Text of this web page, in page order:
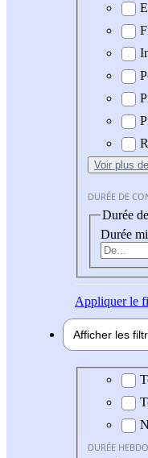
Voir plus
DURÉE DE
Durée
Durée
Appliquerle
Afficher les
Durée
DURÉE